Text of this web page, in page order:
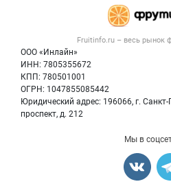
Fruitinfo.ru – весь рынок
ООО «Инлайн»
ИНН: 7805355672
КПП: 780501001
ОГРН: 1047855085442
Юридический адрес: 196066, г.
проспект, д. 212
Публичная
Контактная
Политика обработки
Новости
Готовая
Овощи
Фрукты
Мы в